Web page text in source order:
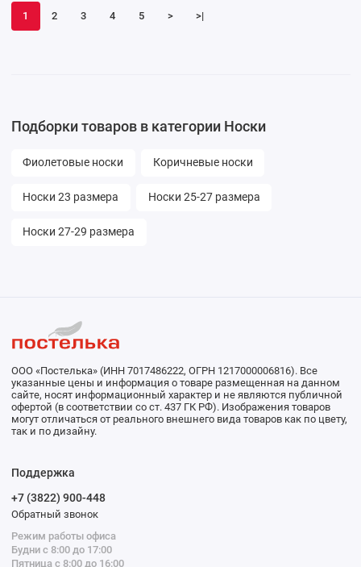
1 2 3 4 5 > >|
Подборки товаров в категории Носки
Фиолетовые носки Коричневые носки
Носки 23 размера Носки 25-27 размера
Носки 27-29 размера
ООО «Постелька» (ИНН 7017486222, ОГРН 1217000006816). Все
указанные цены и информация о товаре размещенная на данном
сайте, носят информационный характер и не являются публичной
офертой (в соответствии со ст. 437 ГК РФ). Изображения товаров
могут отличаться от реального внешнего вида товаров как по цвету,
так и по дизайну.
Поддержка
+7 (3822) 900-448
Обратный звонок
Режим работы офиса
Будни с 8:00 до 17:00
Пятница с 8:00 до 16:00